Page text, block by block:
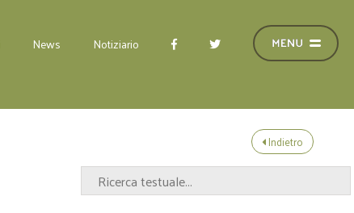
News Notiziario
Indietro